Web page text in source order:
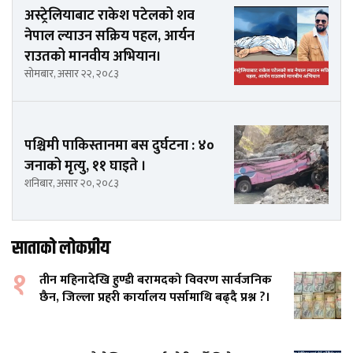
अस्ट्रेलियाबाट राकेश पटेलको शव
नेपाल ल्याउन सक्रिय पहल, आर्यन
राउतको मानवीय अभियान।
सोमबार, असार २२, २०८३
पश्चिमी पाकिस्तानमा बस दुर्घटना : ४०
जनाको मृत्यु, ११ घाइते ।
शनिबार, असार २०, २०८३
साताको लोकप्रीय
१
तीन महिनादेखि हुण्डी बरामदको विवरण सार्वजनिक
छैन, जिल्ला प्रहरी कार्यालय पर्सामाथि बढ्दै प्रश्न ?।